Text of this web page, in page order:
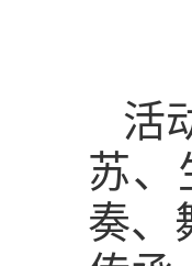
活
苏、
奏、